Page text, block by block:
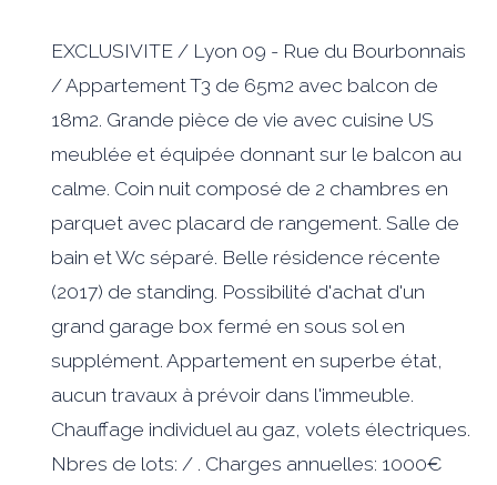
EXCLUSIVITE / Lyon 09 - Rue du Bourbonnais
/ Appartement T3 de 65m2 avec balcon de
18m2. Grande pièce de vie avec cuisine US
meublée et équipée donnant sur le balcon au
calme. Coin nuit composé de 2 chambres en
parquet avec placard de rangement. Salle de
bain et Wc séparé. Belle résidence récente
(2017) de standing. Possibilité d'achat d'un
grand garage box fermé en sous sol en
supplément. Appartement en superbe état,
aucun travaux à prévoir dans l'immeuble.
Chauffage individuel au gaz, volets électriques.
Nbres de lots: / . Charges annuelles: 1000€